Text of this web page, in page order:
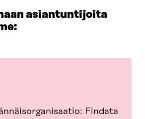
asiantuntijoita
Findata